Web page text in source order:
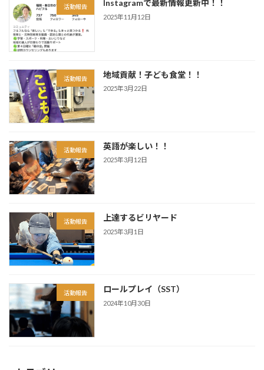
活動報告 Instagramで最新情報更新中！！
2025年11月12日
活動報告 地域貢献！子ども食堂！！
2025年3月22日
活動報告 英語が楽しい！！
2025年3月12日
活動報告 上達するビリヤード
2025年3月1日
活動報告 ロールプレイ（SST）
2024年10月30日